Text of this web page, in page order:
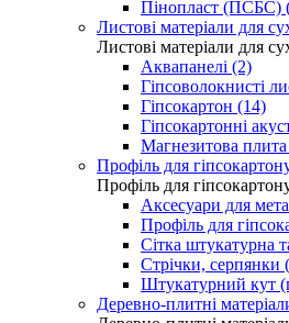
Пінопласт (ПСБС)
Листові матеріали для
Листові матеріали для
Аквапанелі (2)
Гіпсоволокнисті
Гіпсокартон (14)
Гіпсокартонні
Магнезитова
Профіль для
Профіль для
Аксесуари для
Профіль для
Сітка штукатурна
Стрічки, серпянки
Штукатурний кут
Деревно-плитні